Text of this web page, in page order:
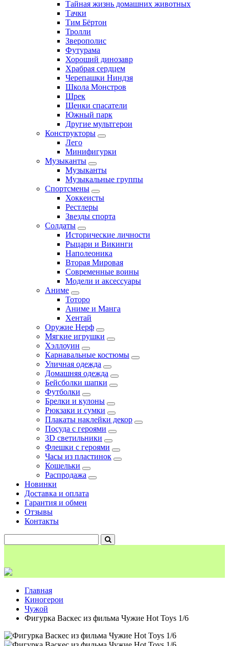
Тайная жизнь домашних животных
Тачки
Тим Бёртон
Тролли
Зверополис
Футурама
Хороший динозавр
Храбрая сердцем
Черепашки Ниндзя
Школа Монстров
Шрек
Щенки спасатели
Южный парк
Другие мультгерои
Конструкторы
Лего
Минифигурки
Музыканты
Музыканты
Музыкальные группы
Спортсмены
Хоккеисты
Рестлеры
Звезды спорта
Солдаты
Исторические личности
Рыцари и Викинги
Наполеоника
Вторая Мировая
Современные воины
Модели и аксессуары
Аниме
Тоторо
Аниме и Манга
Хентай
Оружие Нерф
Мягкие игрушки
Хэллоуин
Карнавальные костюмы
Уличная одежда
Домашняя одежда
Бейсболки шапки
Футболки
Брелки и кулоны
Рюкзаки и сумки
Плакаты наклейки декор
Посуда с героями
3D светильники
Флешки с героями
Часы из пластинок
Кошельки
Распродажа
Новинки
Доставка и оплата
Гарантия и обмен
Отзывы
Контакты
Главная
Киногерои
Чужой
Фигурка Васкес из фильма Чужие Hot Toys 1/6